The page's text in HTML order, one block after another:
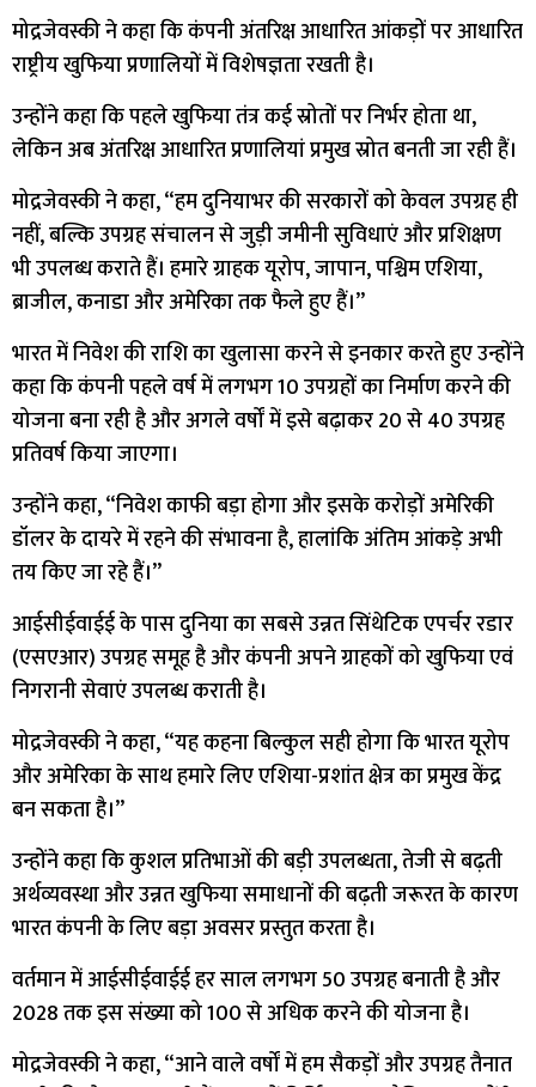
मोद्रजेवस्की ने कहा कि कंपनी अंतरिक्ष आधारित आंकड़ों पर आधारित
राष्ट्रीय खुफिया प्रणालियों में विशेषज्ञता रखती है।
उन्होंने कहा कि पहले खुफिया तंत्र कई स्रोतों पर निर्भर होता था,
लेकिन अब अंतरिक्ष आधारित प्रणालियां प्रमुख स्रोत बनती जा रही हैं।
मोद्रजेवस्की ने कहा, “हम दुनियाभर की सरकारों को केवल उपग्रह ही
नहीं, बल्कि उपग्रह संचालन से जुड़ी जमीनी सुविधाएं और प्रशिक्षण
भी उपलब्ध कराते हैं। हमारे ग्राहक यूरोप, जापान, पश्चिम एशिया,
ब्राजील, कनाडा और अमेरिका तक फैले हुए हैं।”
भारत में निवेश की राशि का खुलासा करने से इनकार करते हुए उन्होंने
कहा कि कंपनी पहले वर्ष में लगभग 10 उपग्रहों का निर्माण करने की
योजना बना रही है और अगले वर्षों में इसे बढ़ाकर 20 से 40 उपग्रह
प्रतिवर्ष किया जाएगा।
उन्होंने कहा, “निवेश काफी बड़ा होगा और इसके करोड़ों अमेरिकी
डॉलर के दायरे में रहने की संभावना है, हालांकि अंतिम आंकड़े अभी
तय किए जा रहे हैं।”
आईसीईवाईई के पास दुनिया का सबसे उन्नत सिंथेटिक एपर्चर रडार
(एसएआर) उपग्रह समूह है और कंपनी अपने ग्राहकों को खुफिया एवं
निगरानी सेवाएं उपलब्ध कराती है।
मोद्रजेवस्की ने कहा, “यह कहना बिल्कुल सही होगा कि भारत यूरोप
और अमेरिका के साथ हमारे लिए एशिया-प्रशांत क्षेत्र का प्रमुख केंद्र
बन सकता है।”
उन्होंने कहा कि कुशल प्रतिभाओं की बड़ी उपलब्धता, तेजी से बढ़ती
अर्थव्यवस्था और उन्नत खुफिया समाधानों की बढ़ती जरूरत के कारण
भारत कंपनी के लिए बड़ा अवसर प्रस्तुत करता है।
वर्तमान में आईसीईवाईई हर साल लगभग 50 उपग्रह बनाती है और
2028 तक इस संख्या को 100 से अधिक करने की योजना है।
मोद्रजेवस्की ने कहा, “आने वाले वर्षों में हम सैकड़ों और उपग्रह तैनात